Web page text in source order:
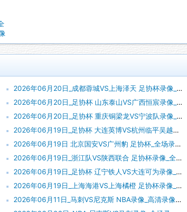
2026年06月20日_成都蓉城VS上海泽天 足协杯录像_全场录像【视频集锦】
2026年06月20日_足协杯 山东泰山VS广西恒宸录像_全场录像【视频集锦】
2026年06月20日_足协杯 重庆铜梁龙VS宁波队录像_全场录像【高清回放】
2026年06月19日_足协杯 大连英博VS杭州临平吴越录像_全场录像【高清回放】
2026年06月19日 北京国安VS广州豹 足协杯_全场录像【全场回放】
2026年06月19日_浙江队VS陕西联合 足协杯录像_全场录像【全场回放】
2026年06月19日_足协杯 辽宁铁人VS大连可为录像_全场录像【高清回放】
2026年06月19日_上海海港VS上海橘橙 足协杯录像_全场录像【高清回放】
2026年06月11日_马刺VS尼克斯 NBA录像_高清录像【全场回放】